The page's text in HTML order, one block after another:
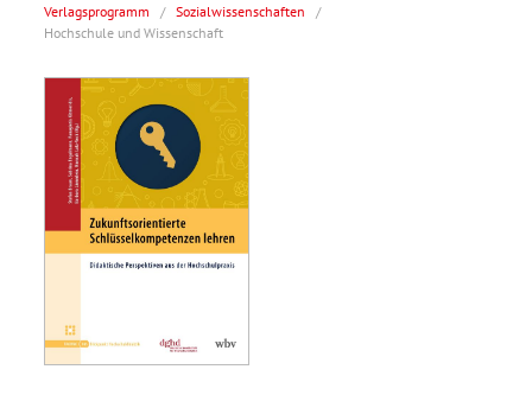
Verlagsprogramm / Sozialwissenschaften
/
Hochschule und Wissenschaft